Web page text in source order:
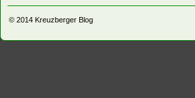
© 2014 Kreuzberger Blog